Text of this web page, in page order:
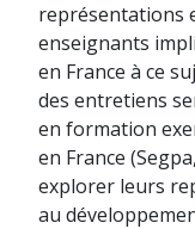
représentations
enseignants
en France à ce
des entretiens
en formation
en France
explorer leurs
au